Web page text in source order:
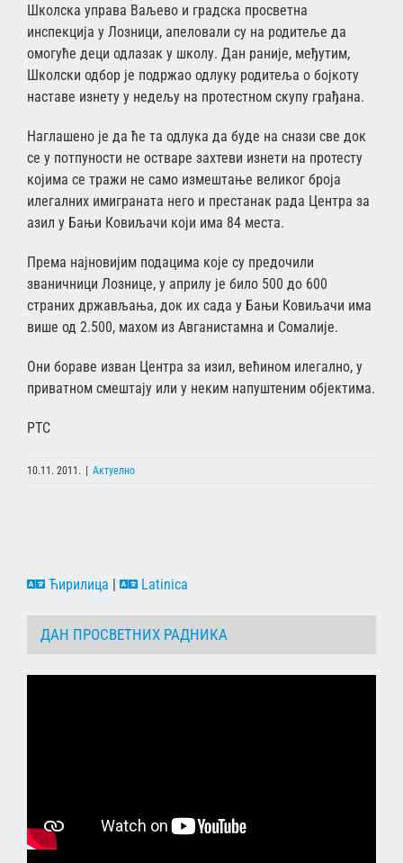
Школска управа Ваљево и градска просветна
инспекција у Лозници, апеловали су на родитеље да
омогуће деци одлазак у школу. Дан раније, међутим,
Школски одбор је подржао одлуку родитеља о бојкоту
наставе изнету у недељу на протестном скупу грађана.
Наглашено је да ће та одлука да буде на снази све док
се у потпуности не остваре захтеви изнети на протесту
којима се тражи не само измештање великог броја
илегалних имиграната него и престанак рада Центра за
азил у Бањи Ковиљачи који има 84 места.
Према најновијим подацима које су предочили
званичници Лознице, у априлу је било 500 до 600
страних држављања, док их сада у Бањи Ковиљачи има
више од 2.500, махом из Авганистамна и Сомалије.
Они бораве изван Центра за изил, већином илегално, у
приватном смештају или у неким напуштеним објектима.
РТС
10.11. 2011. | Актуелно
Ћирилица | Latinica
ДАН ПРОСВЕТНИХ РАДНИКА